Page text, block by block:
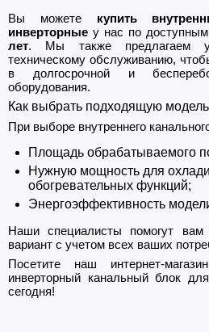
Вы можете купить
инверторные у нас по
лет. Мы также предлагаем
техническому обслуживанию,
в долгосрочной и
оборудования.
Как выбрать подходящую
При выборе внутреннего
Площадь обрабатываемого
Нужную мощность для
обогревательных функций;
Энергоэффективность
Наши специалисты помогут вам
вариант с учетом всех ваших
Посетите наш интернет-
инверторный канальный блок
сегодня!